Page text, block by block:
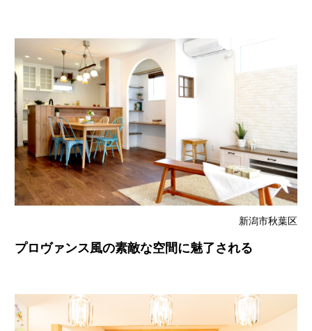
新潟市秋葉区
プロヴァンス風の素敵な空間に魅了される